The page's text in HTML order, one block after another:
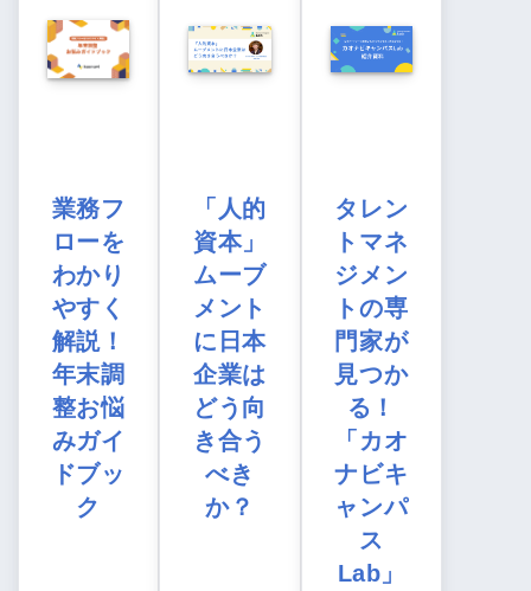
業務フ
ローを
わかり
やすく
解説！
年末調
整お悩
みガイ
ドブッ
ク
「人的
資本」
ムーブ
メント
に日本
企業は
どう向
き合う
べき
か？
タレン
トマネ
ジメン
トの専
門家が
見つか
る！
「カオ
ナビキ
ャンパ
ス
Lab」